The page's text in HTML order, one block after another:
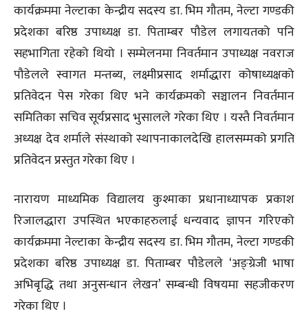
कार्यक्रममा नेल्टाका केन्द्रीय सदस्य डा. भिम गौतम, नेल्टा गण्डकी
प्रदेशका बरिष्ठ उपाध्यक्ष डा. पिताम्बर पौडेल लगायतको पनि
सहभागिता रहेको थियो । सम्मेलनमा निवर्तमान उपाध्यक्ष नवराज
पौडेलले स्वागत मन्तब्य, लक्ष्मीप्रसाद शर्माद्धारा कोषाध्यक्षको
प्रतिवेदन पेस गरेका थिए भने कार्यक्रमको सञ्चालन निवर्तमान
समितिका सचिव सूर्यप्रसाद भुसालले गरेका थिए । यस्तै निवर्तमान
अध्यक्ष देव शर्माले संस्थाको स्थापनाकालदेखि हालसम्मको प्रगति
प्रतिवेदन प्रस्तुत गरेका थिए ।
नारायण माध्यमिक विद्यालय कुश्माका प्रधानाध्यापक प्रकाश
रिजालद्धारा उपस्थित भएकाहरुलाई धन्यवाद ज्ञापन गरिएको
कार्यक्रममा नेल्टाका केन्द्रीय सदस्य डा. भिम गौतम, नेल्टा गण्डकी
प्रदेशका बरिष्ठ उपाध्यक्ष डा. पिताम्बर पौडेलले ‘अङ्ग्रेजी भाषा
अभिबृद्धि तथा अनुसन्धान लेखन’ सम्बन्धी विषयमा सहजीकरण
गरेका थिए ।